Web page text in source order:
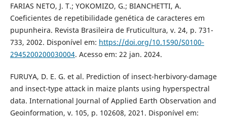
FARIAS NETO, J. T.; YOKOMIZO, G.; BIANCHETTI, A.
Coeficientes de repetibilidade genética de caracteres em
pupunheira. Revista Brasileira de Fruticultura, v. 24, p. 731-
733, 2002. Disponível em: https://doi.org/10.1590/S0100-
2945200200030004. Acesso em: 22 jan. 2024.
FURUYA, D. E. G. et al. Prediction of insect-herbivory-damage
and insect-type attack in maize plants using hyperspectral
data. International Journal of Applied Earth Observation and
Geoinformation, v. 105, p. 102608, 2021. Disponível em: